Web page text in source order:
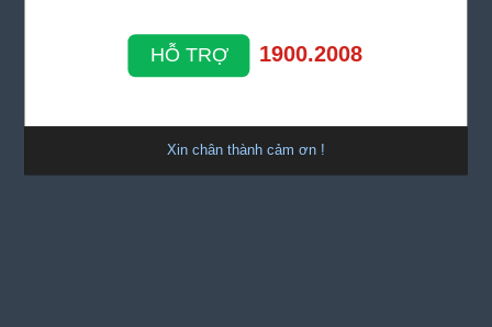
HỖ TRỢ 1900.2008
Xin chân thành cảm ơn !